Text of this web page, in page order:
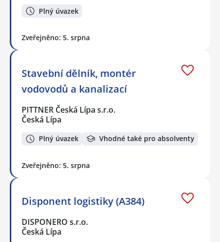
Plný úvazek
Zveřejněno: 5. srpna
Stavební dělník, montér
vodovodů a kanalizací
PITTNER Česká Lípa s.r.o.
Česká Lípa
Plný úvazek Vhodné také pro absolventy
Zveřejněno: 5. srpna
Disponent logistiky (A384)
DISPONERO s.r.o.
Česká Lípa